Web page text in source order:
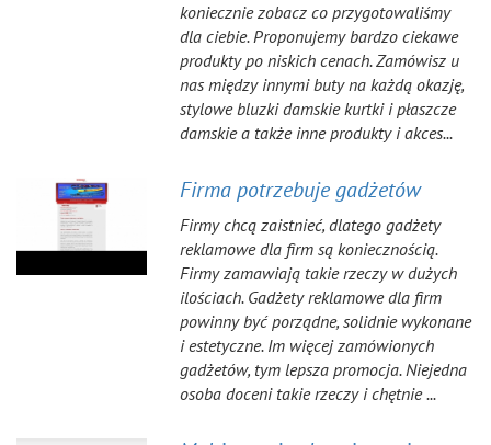
koniecznie zobacz co przygotowaliśmy
dla ciebie. Proponujemy bardzo ciekawe
produkty po niskich cenach. Zamówisz u
nas między innymi buty na każdą okazję,
stylowe bluzki damskie kurtki i płaszcze
damskie a także inne produkty i akces...
Firma potrzebuje gadżetów
Firmy chcą zaistnieć, dlatego gadżety
reklamowe dla firm są koniecznością.
Firmy zamawiają takie rzeczy w dużych
ilościach. Gadżety reklamowe dla firm
powinny być porządne, solidnie wykonane
i estetyczne. Im więcej zamówionych
gadżetów, tym lepsza promocja. Niejedna
osoba doceni takie rzeczy i chętnie ...